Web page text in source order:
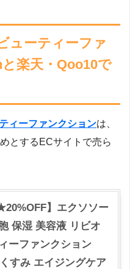
ューティーファ
楽天・Qoo10で
ィーファンクションは、
とするECサイトで売ら
】エクソソー
保湿 美容液 リビオ
ーファンクション
すみ エイジングケア